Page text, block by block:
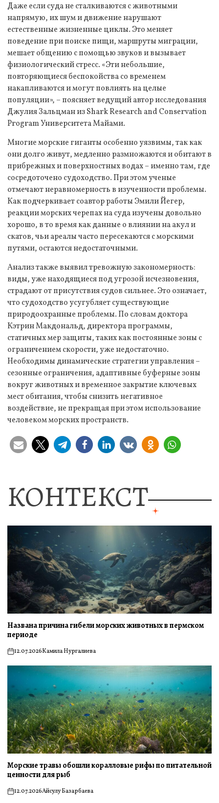
Даже если суда не сталкиваются с животными
напрямую, их шум и движение нарушают
естественные жизненные циклы. Это меняет
поведение при поиске пищи, маршруты миграции,
мешает общению с помощью звуков и вызывает
физиологический стресс. «Эти небольшие,
повторяющиеся беспокойства со временем
накапливаются и могут повлиять на целые
популяции», – поясняет ведущий автор исследования
Джулия Зальцман из Shark Research and Conservation
Program Университета Майами.
Многие морские гиганты особенно уязвимы, так как
они долго живут, медленно размножаются и обитают в
прибрежных и поверхностных водах – именно там, где
сосредоточено судоходство. При этом ученые
отмечают неравномерность в изученности проблемы.
Как подчеркивает соавтор работы Эмили Йегер,
реакции морских черепах на суда изучены довольно
хорошо, в то время как данные о влиянии на акул и
скатов, чьи ареалы часто пересекаются с морскими
путями, остаются недостаточными.
Анализ также выявил тревожную закономерность:
виды, уже находящиеся под угрозой исчезновения,
страдают от присутствия судов сильнее. Это означает,
что судоходство усугубляет существующие
природоохранные проблемы. По словам доктора
Кэтрин Макдональд, директора программы,
статичных мер защиты, таких как постоянные зоны с
ограничением скорости, уже недостаточно.
Необходимы динамические стратегии управления –
сезонные ограничения, адаптивные буферные зоны
вокруг животных и временное закрытие ключевых
мест обитания, чтобы снизить негативное
воздействие, не прекращая при этом использование
человеком морских пространств.
КОНТЕКСТ
Названа причина гибели морских животных в пермском
периоде
on12.07.2026Камила Нургалиева
Морские травы обошли коралловые рифы по питательной
ценности для рыб
on12.07.2026Айсулу Базарбаева